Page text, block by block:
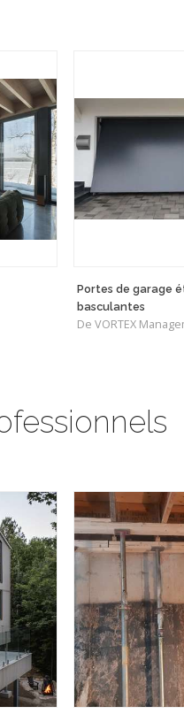
Portes de garage
basculantes